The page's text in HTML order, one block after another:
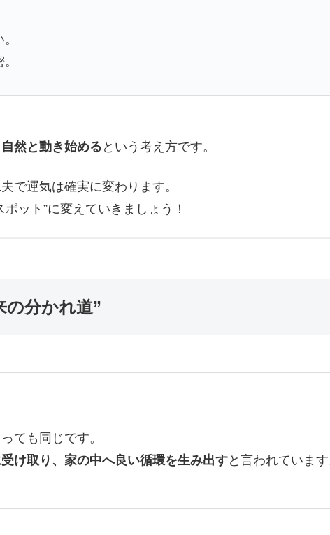
然と動き始める という考え方です。
で運気は確実に変わります。
ット”に変えていきましょう！
の分かれ道”
ても同じです。
け取り、家の中へ良い循環を生み出すと言われていま